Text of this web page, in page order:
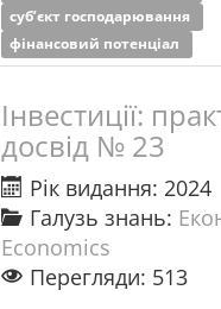
суб’єкт господарювання
фінансовий потенціал
Інвестиції:
досвід № 23
Рік видання: 2024
Галузь знань:
Economics
Перегляди: 513